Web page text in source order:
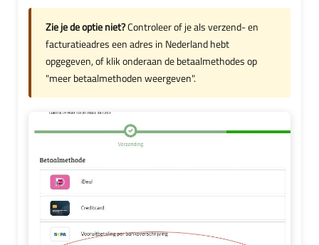
Zie je de optie niet?Controleer of je als verzend- en
facturatieadres een adres in Nederland hebt
opgegeven, of klik onderaan de betaalmethodes op
"meer betaalmethoden weergeven".